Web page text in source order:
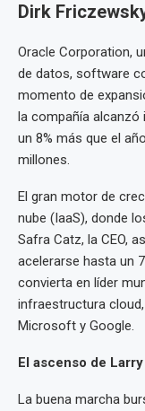
Dirk
Oracle Corporation,
de datos, software
momento de
la compañía alcanzó
un 8% más que el
millones.
El gran motor de
nube (IaaS), donde
Safra Catz, la CEO,
acelerarse hasta un
convierta en líder
infraestructura
Microsoft y Google.
El ascenso de
La buena marcha